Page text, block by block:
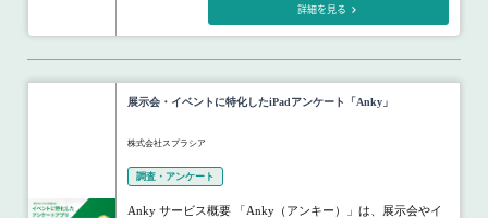
詳細を見る
展示会・イベントに特化したiPadアンケート「Anky」
株式会社スプラシア
調査・アンケート
Anky サービス概要 「Anky（アンキー）」は、展示会やイ